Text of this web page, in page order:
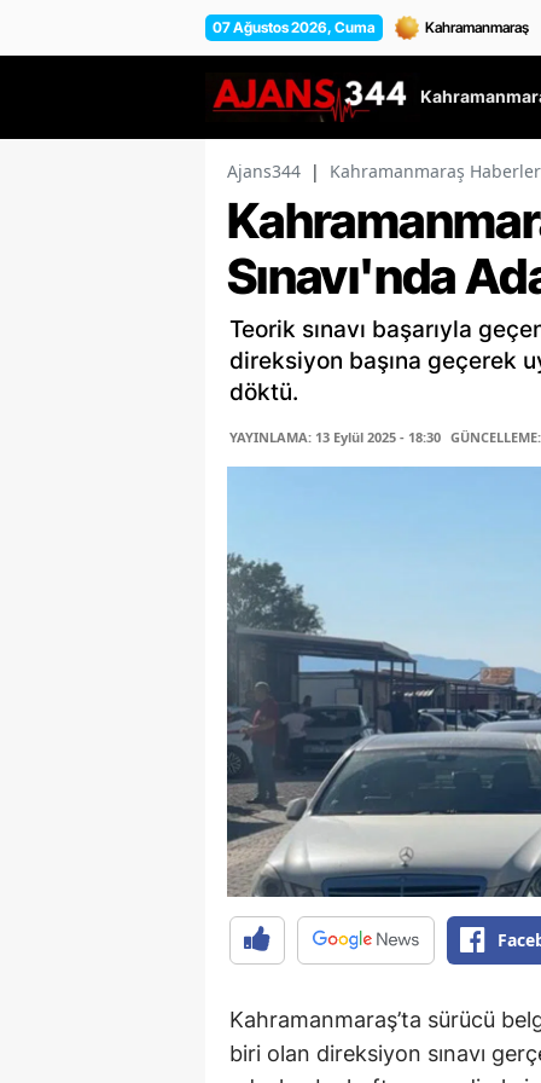
07 Ağustos 2026, Cuma
Ajans344 | Kahramanmaraş
Sınavı'nda
Teorik sınavı başarıyla
direksiyon başına geçerek
döktü.
YAYINLAMA: 13 Eylül 2025 - 18:30
Kahramanmaraş’ta sürücü
biri olan direksiyon sınavı